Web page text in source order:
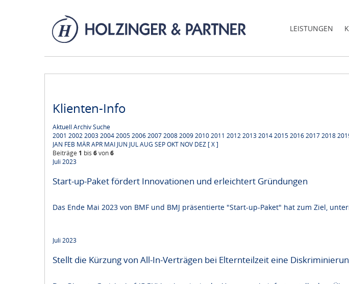
LEISTUNGEN
Klienten-Info
Aktuell ArchivSuche
2001 2002200320042005200620072008200920102011 2012201320142015201620172018
JAN FEB MÄRAPR MAI JUN JULAUG SEPOKT NOV DEZ [ X ]
Beiträge 1 bis 6von6
Juli 2023
Start-up-Paket fördert Innovationen und erleichtert Gründungen
Das Ende Mai 2023 von BMF und BMJ präsentierte "Start-up-Paket" hat zum Ziel,
Juli 2023
Stellt die Kürzung von All-In-Verträgen bei Elternteilzeit eine